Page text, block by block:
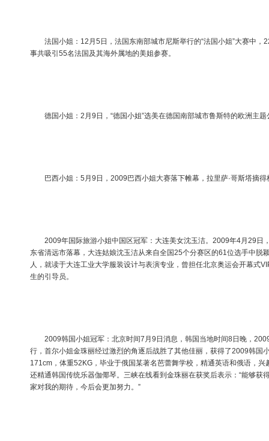
法国小姐：12月5日，法国东南部城市尼斯举行的“法国小姐”大赛中，
事共吸引55名法国及其海外属地的美姐参赛。
德国小姐：2月9日，“德国小姐”选美在德国南部城市鲁斯特的欧洲主题
巴西小姐：5月9日，2009巴西小姐大赛落下帷幕，拉里萨·哥斯塔摘得
2009年国际旅游小姐中国区冠军：大连美女沈玉洁。2009年4月29日
东省清远市落幕，大连姑娘沈玉洁从来自全国25个分赛区的61位选手中脱
人，就读于大连工业大学服装设计与表演专业，曾担任北京奥运会开幕式
生的引导员。
2009韩国小姐冠军：北京时间7月9日消息，韩国当地时间8日晚，
行，首尔小姐金珠丽经过激烈的角逐后战胜了其他佳丽，获得了2009韩国
171cm，体重52KG，毕业于俄国某著名芭蕾舞学校，精通英语和俄语，
还精通韩国传统乐器伽倻琴。三峡在线看到金珠丽在获奖后表示：“能够获
家对我的期待，今后会更加努力。”